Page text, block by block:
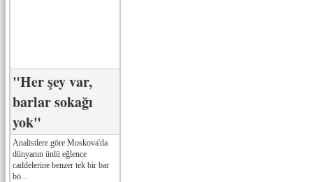
"Her şey var,
barlar sokağı
yok"
Analistlere göre Moskova'da
dünyanın ünlü eğlence
caddelerine benzer tek bir bar
bö...